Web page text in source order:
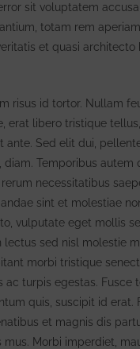
sit voluptatem
totam rem
et quasi architecto
risus id tortor. Nullam
erat libero tristique
ante. Sed elit dui,
diam. Temporibus autem
necessitatibus
sint et molestiae
vulputate eget mollis
lectus sed nisl molestie
morbi tristique
ac turpis egestas. Fusce
quis, suscipit id erat.
et magnis dis
mus. Morbi imperdiet,